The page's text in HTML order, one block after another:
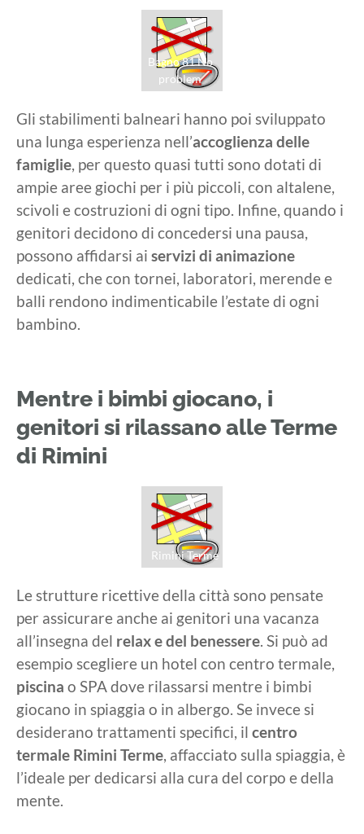
Bagno 81 No
problem
Gli stabilimenti balneari hanno poi sviluppato
una lunga esperienza nell’accoglienza delle
famiglie, per questo quasi tutti sono dotati di
ampie aree giochi per i più piccoli, con altalene,
scivoli e costruzioni di ogni tipo. Infine, quando i
genitori decidono di concedersi una pausa,
possono affidarsi ai servizi di animazione
dedicati, che con tornei, laboratori, merende e
balli rendono indimenticabile l’estate di ogni
bambino.
Mentre i bimbi giocano, i
genitori si rilassano alle Terme
di Rimini
Rimini Terme
Le strutture ricettive della città sono pensate
per assicurare anche ai genitori una vacanza
all’insegna del relax e del benessere. Si può ad
esempio scegliere un hotel con centro termale,
piscina o SPA dove rilassarsi mentre i bimbi
giocano in spiaggia o in albergo. Se invece si
desiderano trattamenti specifici, il centro
termale Rimini Terme, affacciato sulla spiaggia, è
l’ideale per dedicarsi alla cura del corpo e della
mente.